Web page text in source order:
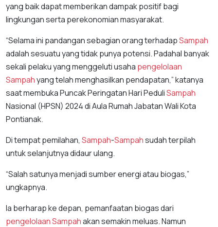
yang baik dapat memberikan dampak positif bagi
lingkungan serta perekonomian masyarakat.
“Selama ini pandangan sebagian orang terhadapSampah
adalah sesuatu yang tidak punya potensi. Padahal banyak
sekali pelaku yang menggeluti usaha pengelolaan
Sampahyang telah menghasilkan pendapatan,” katanya
saat membuka Puncak Peringatan Hari PeduliSampah
Nasional (HPSN) 2024 di Aula Rumah Jabatan Wali Kota
Pontianak.
Di tempat pemilahan, Sampah-Sampahsudah terpilah
untuk selanjutnya didaur ulang.
“Salah satunya menjadi sumber energi atau biogas,”
ungkapnya.
Ia berharap ke depan, pemanfaatan biogas dari
pengelolaanSampahakan semakin meluas. Namun